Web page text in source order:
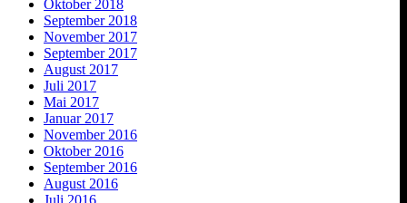
Oktober 2018
September 2018
November 2017
September 2017
August 2017
Juli 2017
Mai 2017
Januar 2017
November 2016
Oktober 2016
September 2016
August 2016
Juli 2016